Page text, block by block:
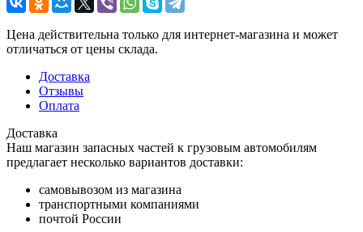
Цена действительна только для интернет-магазина и может
отличаться от цены склада.
Доставка
Отзывы
Оплата
Доставка
Наш магазин запасных частей к грузовым автомобилям
предлагает несколько вариантов доставки:
самовывозом из магазина
транспортными компаниями
почтой России